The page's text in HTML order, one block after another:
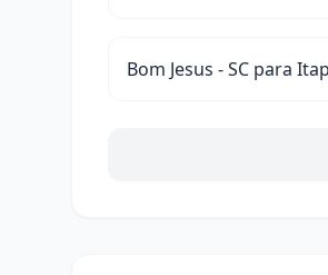
Bom Jesus - SC para